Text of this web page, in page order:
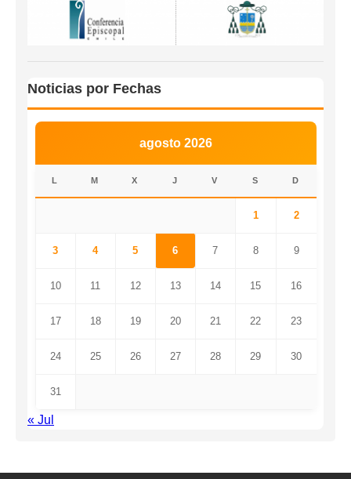
Noticias por Fechas
agosto 2026
L M X J V S D
1 2
3 4 5 6 7 8 9
10 11 12 13 14 15 16
17 18 19 20 21 22 23
24 25 26 27 28 29 30
31
« Jul